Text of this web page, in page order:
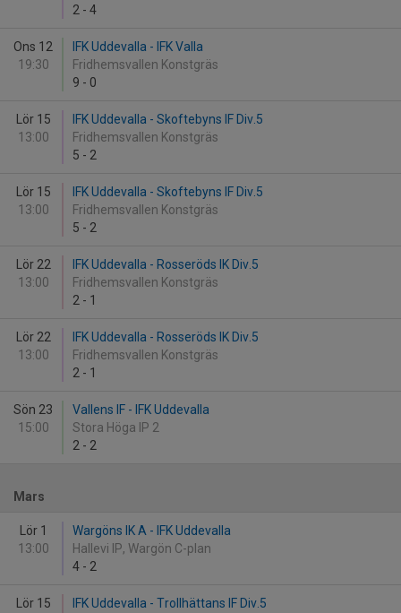
2 - 4
Ons 12
19:30
IFK Uddevalla - IFK Valla
Fridhemsvallen Konstgräs
9 - 0
Lör 15
13:00
IFK Uddevalla - Skoftebyns IF Div.5
Fridhemsvallen Konstgräs
5 - 2
Lör 15
13:00
IFK Uddevalla - Skoftebyns IF Div.5
Fridhemsvallen Konstgräs
5 - 2
Lör 22
13:00
IFK Uddevalla - Rosseröds IK Div.5
Fridhemsvallen Konstgräs
2 - 1
Lör 22
13:00
IFK Uddevalla - Rosseröds IK Div.5
Fridhemsvallen Konstgräs
2 - 1
Sön 23
15:00
Vallens IF - IFK Uddevalla
Stora Höga IP 2
2 - 2
Mars
Lör 1
13:00
Wargöns IK A - IFK Uddevalla
Hallevi IP, Wargön C-plan
4 - 2
Lör 15
IFK Uddevalla - Trollhättans IF Div.5